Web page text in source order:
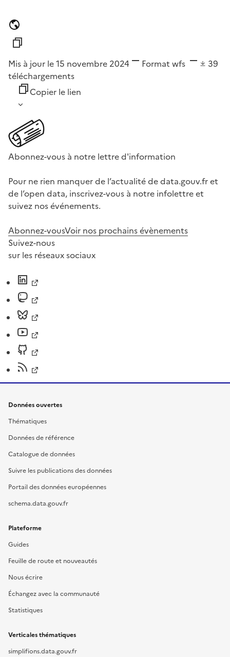
Mis à jour le 15 novembre 2024 Format wfs
39
téléchargements
Copier le lien
Abonnez-vous à notre lettre d'information
Pour ne rien manquer de l’actualité de data.gouv.fr et
de l’open data, inscrivez-vous à notre infolettre et
suivez nos événements.
Abonnez-vousVoir nos prochains évènements
Suivez-nous
sur les réseaux sociaux
Données ouvertes
Thématiques
Données de référence
Catalogue de données
Suivre les publications des données
Portail des données européennes
schema.data.gouv.fr
Plateforme
Guides
Feuille de route et nouveautés
Nous écrire
Échangez avec la communauté
Statistiques
Verticales thématiques
simplifions.data.gouv.fr